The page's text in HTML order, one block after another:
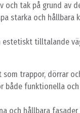
och tak på grund
starka och hållbara
tilltalande
trappor, dörrar
både funktionella
och hållbara